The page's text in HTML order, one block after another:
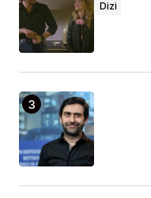
Dizi